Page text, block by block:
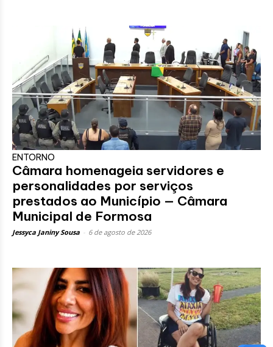
ENTORNO
Câmara homenageia servidores e
personalidades por serviços
prestados ao Município — Câmara
Municipal de Formosa
Jessyca Janiny Sousa 6 de agosto de 2026